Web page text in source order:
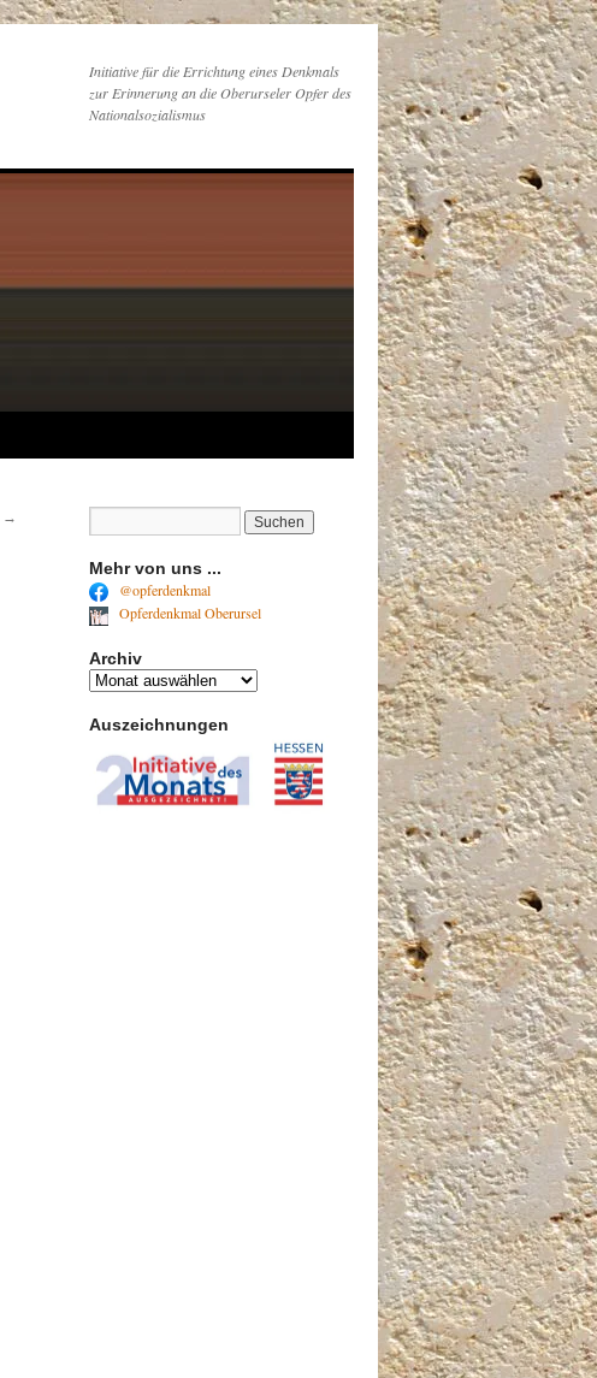
Initiative für die Errichtung eines Denkmals
zur Erinnerung an die Oberurseler Opfer des
Nationalsozialismus
→
Mehr von uns ...
@opferdenkmal
Opferdenkmal Oberursel
Archiv
Archiv
Auszeichnungen